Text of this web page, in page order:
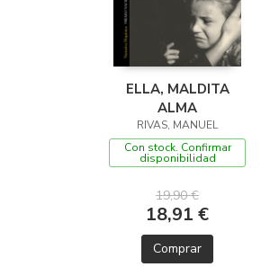
ELLA, MALDITA
ALMA
RIVAS, MANUEL
Con stock. Confirmar
disponibilidad
19,90 €
18,91 €
Comprar